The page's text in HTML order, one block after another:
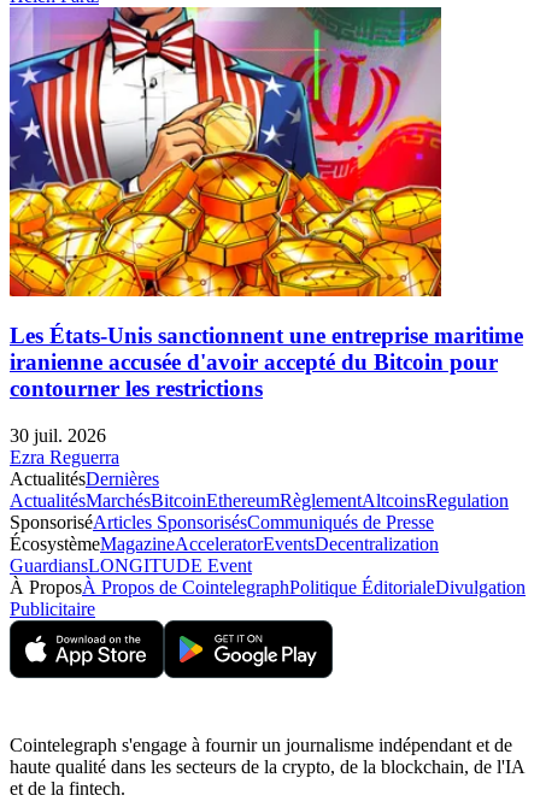
Les États-Unis sanctionnent une entreprise maritime
iranienne accusée d'avoir accepté du Bitcoin pour
contourner les restrictions
30 juil. 2026
Ezra Reguerra
ActualitésDernières
ActualitésMarchésBitcoinEthereumRèglementAltcoinsRegulation
SponsoriséArticles SponsorisésCommuniqués de Presse
ÉcosystèmeMagazineAcceleratorEventsDecentralization
GuardiansLONGITUDE Event
À ProposÀ Propos de CointelegraphPolitique ÉditorialeDivulgation
Publicitaire
Cointelegraph s'engage à fournir un journalisme indépendant et de
haute qualité dans les secteurs de la crypto, de la blockchain, de l'IA
et de la fintech.